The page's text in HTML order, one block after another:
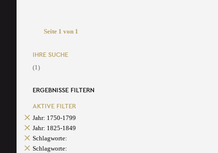
Seite 1 von 1
IHRE SUCHE
(1)
ERGEBNISSE FILTERN
AKTIVE FILTER
Jahr: 1750-1799
Jahr: 1825-1849
Schlagworte:
Schlagworte: